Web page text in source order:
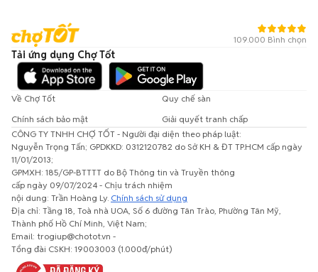
109.000 Bình chọn
Tải ứng dụng Chợ Tốt
Về Chợ Tốt
Quy chế sàn
Chính sách bảo mật
Giải quyết tranh chấp
CÔNG TY TNHH CHỢ TỐT - Người đại diện theo pháp luật:
Nguyễn Trọng Tấn; GPDKKD: 0312120782 do Sở KH & ĐT TP.HCM cấp ngày
11/01/2013;
GPMXH: 185/GP-BTTTT do Bộ Thông tin và Truyền thông
cấp ngày 09/07/2024 - Chịu trách nhiệm
nội dung: Trần Hoàng Ly. Chính sách sử dụng
Địa chỉ: Tầng 18, Toà nhà UOA, Số 6 đường Tân Trào, Phường Tân Mỹ,
Thành phố Hồ Chí Minh, Việt Nam;
Email: trogiup@chotot.vn -
Tổng đài CSKH: 19003003 (1.000đ/phút)